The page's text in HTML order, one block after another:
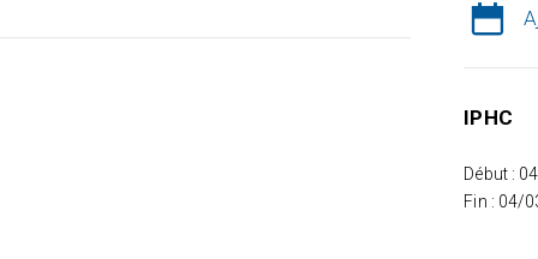
IPHC
Début :
Fin : 04/